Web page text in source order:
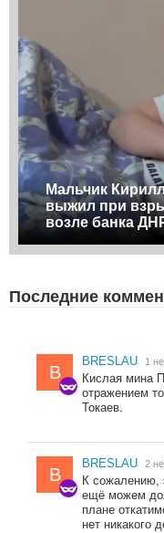
Мальчик
выжил при
возле банка
Последние
B
BRESLAU 1
Кислая мина
отражением
Токаев.
B
BRESLAU 2
К сожалению,
ещё можем
плане
нет никакого